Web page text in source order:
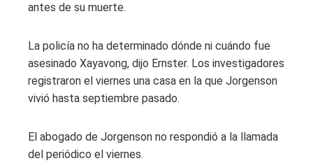
antes de su muerte.
La policía no ha determinado dónde ni cuándo fue
asesinado Xayavong, dijo Ernster. Los investigadores
registraron el viernes una casa en la que Jorgenson
vivió hasta septiembre pasado.
El abogado de Jorgenson no respondió a la llamada
del periódico el viernes.